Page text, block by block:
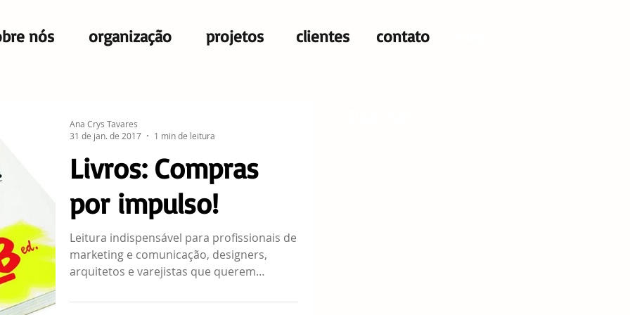
nós organização projetos clientes contato
Livros: Compras
por impulso!
Leitura indispensável para profissionais de
marketing e comunicação, designers,
arquitetos e varejistas que querem
Ana Crys Tavares
31 de jan. de 2017
1 min de leitura